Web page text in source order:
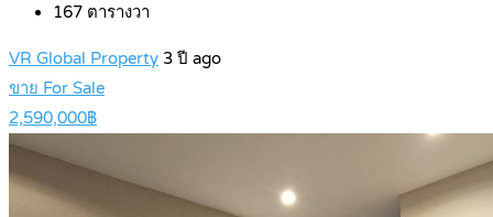
167 ตารางวา
VR Global Property 3 ปี ago
ขาย For Sale
2,590,000฿